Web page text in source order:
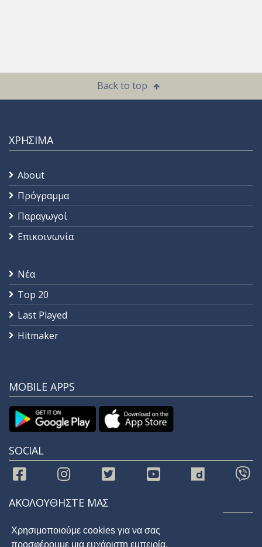
Back to top
ΧΡΗΣΙΜΑ
About
Πρόγραμμα
Παραγωγοί
Επικοινωνία
Νέα
Top 20
Last Played
Hitmaker
MOBILE APPS
SOCIAL
ΑΚΟΛΟΥΘΗΣΤΕ ΜΑΣ
Χρησιμοποιούμε cookies για να σας
προσφέρουμε μια ευχάριστη εμπειρία.